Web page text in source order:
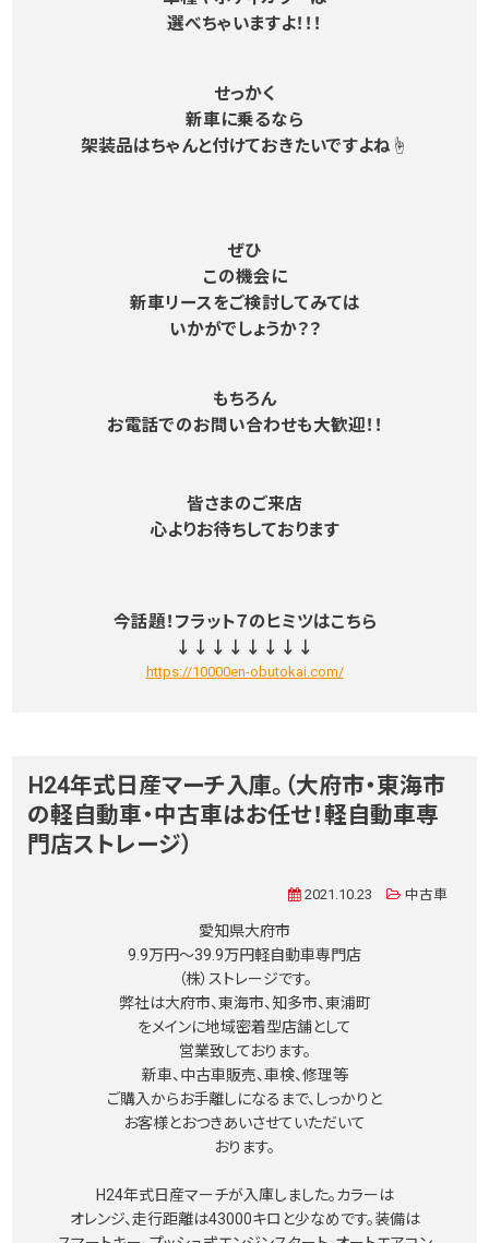
選べちゃいますよ！！！
せっかく
新車に乗るなら
架装品はちゃんと付けておきたいですよね☝
ぜひ
この機会に
新車リースをご検討してみては
いかがでしょうか？？
もちろん
お電話でのお問い合わせも大歓迎！！
皆さまのご来店
心よりお待ちしております
今話題！フラット７のヒミツはこちら
↓↓↓↓↓↓↓↓
https://10000en-obutokai.com/
H24年式日産マーチ入庫。（大府市・東海市
の軽自動車・中古車はお任せ！軽自動車専
門店ストレージ）
2021.10.23 中古車
愛知県大府市
9.9万円〜39.9万円軽自動車専門店
（株）ストレージです。
弊社は大府市、東海市、知多市、東浦町
をメインに地域密着型店舗として
営業致しております。
新車、中古車販売、車検、修理等
ご購入からお手離しになるまで、しっかりと
お客様とおつきあいさせていただいて
おります。
H24年式日産マーチが入庫しました。カラーは
オレンジ、走行距離は43000キロと少なめです。装備は